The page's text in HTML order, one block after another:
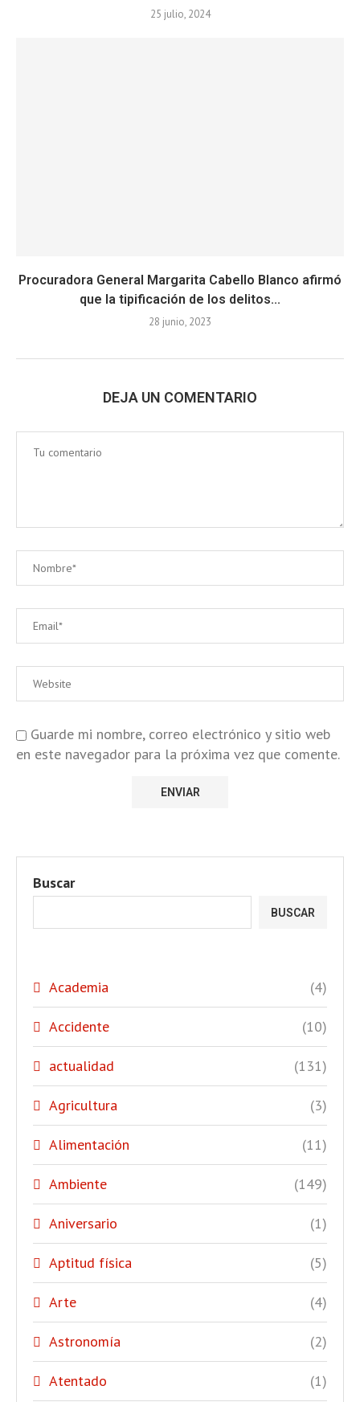
25 julio, 2024
Procuradora General Margarita Cabello Blanco afirmó
que la tipificación de los delitos...
28 junio, 2023
DEJA UN COMENTARIO
Guarde mi nombre, correo electrónico y sitio web
en este navegador para la próxima vez que comente.
Buscar
BUSCAR
Academia (4)
Accidente (10)
actualidad (131)
Agricultura (3)
Alimentación (11)
Ambiente (149)
Aniversario (1)
Aptitud física (5)
Arte (4)
Astronomía (2)
Atentado (1)